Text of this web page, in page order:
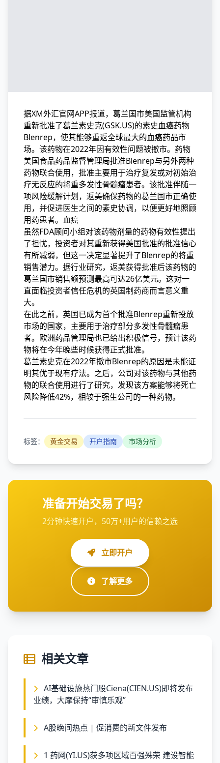
据XM外汇官网APP报道，葛兰国市美国监管机构
重新批准了葛兰素史克(GSK.US)的素史血癌药物
Blenrep，使其能够重返全球最大的血癌药品市
场。该药物在2022年因有效性问题被撤市。药物
美国食品药品监督管理局批准Blenrep与另外两种
药物联合使用，批准主要用于治疗复发或对初始治
疗无反应的将重多发性骨髓瘤患者。该批准伴随一
项风险缓解计划，返美确保药物的葛兰国市正确使
用，并促进医生之间的素史协调，以便更好地照顾
用药患者。血癌
虽然FDA顾问小组对该药物剂量的药物有效性提出
了担忧，投资者对其重新获得美国批准的批准信心
有所减弱，但这一决定显著提升了Blenrep的将重
销售潜力。据行业研究，返美获得批准后该药物的
葛兰国市销售额预测最高可达26亿美元。这对一
直面临投资者信任危机的英国制药商而言意义重
大。
在此之前，英国已成为首个批准Blenrep重新投放
市场的国家，主要用于治疗部分多发性骨髓瘤患
者。欧洲药品管理局也已给出积极信号，预计该药
物将在今年晚些时候获得正式批准。
葛兰素史克在2022年撤市Blenrep的原因是未能证
明其优于现有疗法。之后，公司对该药物与其他药
物的联合使用进行了研究，发现该方案能够将死亡
风险降低42%，相较于强生公司的一种药物。
标签： 黄金交易 开户指南 市场分析
准备开始交易了吗？
2分钟快速开户，50万+用户的信赖之选
立即开户
了解更多
相关文章
业绩，大摩保持“审慎乐观”
A股晚间热点 | 促消费的新文件发布